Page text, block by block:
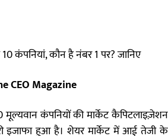
कंपनियां, कौन है नंबर 1 पर? जानिए
CEO Magazine
मूल्यवान कंपनियों की मार्केट कैपिटलाइज़ेशन
इजाफा हुआ है। शेयर मार्केट में आई तेजी के